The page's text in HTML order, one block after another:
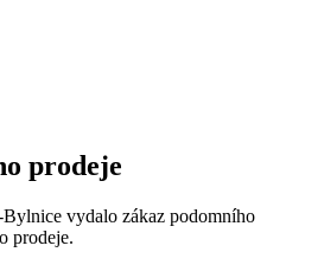
prodeje
vydalo zákaz podomního
prodeje.